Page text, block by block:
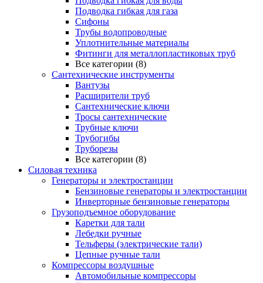
Подводка гибкая для газа
Сифоны
Трубы водопроводные
Уплотнительные материалы
Фитинги для металлопластиковых труб
Все категории (8)
Сантехнические инструменты
Вантузы
Расширители труб
Сантехнические ключи
Тросы сантехнические
Трубные ключи
Трубогибы
Труборезы
Все категории (8)
Силовая техника
Генераторы и электростанции
Бензиновые генераторы и электростанции
Инверторные бензиновые генераторы
Грузоподъемное оборудование
Каретки для тали
Лебедки ручные
Тельферы (электрические тали)
Цепные ручные тали
Компрессоры воздушные
Автомобильные компрессоры